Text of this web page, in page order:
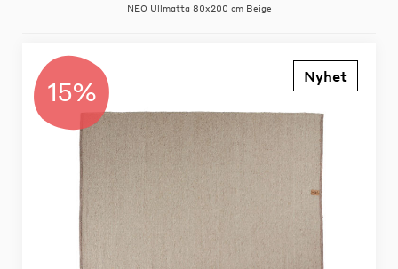
NEO Ullmatta 80x200 cm Beige
15% Nyhet